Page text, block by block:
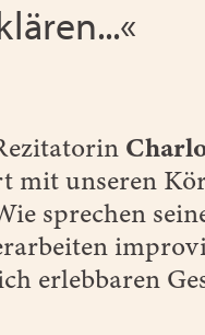
mit unseren
sprechen
erlebbaren